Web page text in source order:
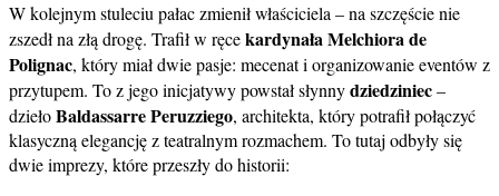
W kolejnym stuleciu pałac zmienił właściciela – na szczęście nie
zszedł na złą drogę. Trafił w ręcekardynała Melchiora de
Polignac, który miał dwie pasje: mecenat i organizowanie eventów z
przytupem. To z jego inicjatywy powstał słynnydziedziniec–
dziełoBaldassarre Peruzziego, architekta, który potrafił połączyć
klasyczną elegancję z teatralnym rozmachem. To tutaj odbyły się
dwie imprezy, które przeszły do historii: